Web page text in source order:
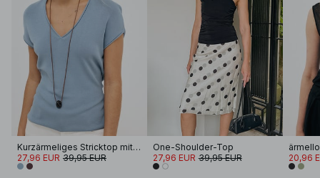
Kurzärmeliges Stricktop mit V-Ausschnitt
27,96 EUR 39,95 EUR
One-Shoulder-Top
27,96 EUR 39,95 EUR 20,96